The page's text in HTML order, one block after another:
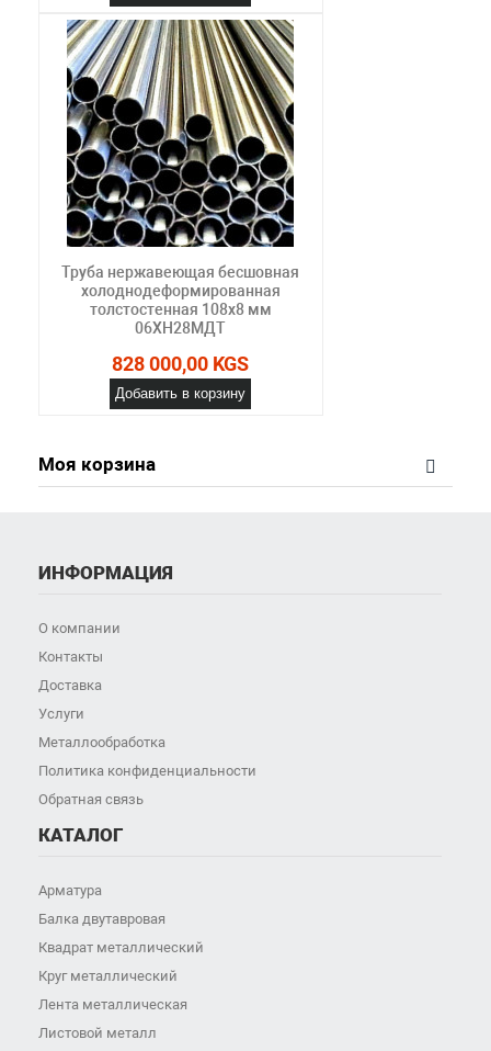
Труба нержавеющая бесшовная
холоднодеформированная
толстостенная 108х8 мм
06ХН28МДТ
828 000,00 KGS
Добавить в корзину
Моя корзина
ИНФОРМАЦИЯ
О компании
Контакты
Доставка
Услуги
Металлообработка
Политика конфиденциальности
Обратная связь
КАТАЛОГ
Арматура
Балка двутавровая
Квадрат металлический
Круг металлический
Лента металлическая
Листовой металл